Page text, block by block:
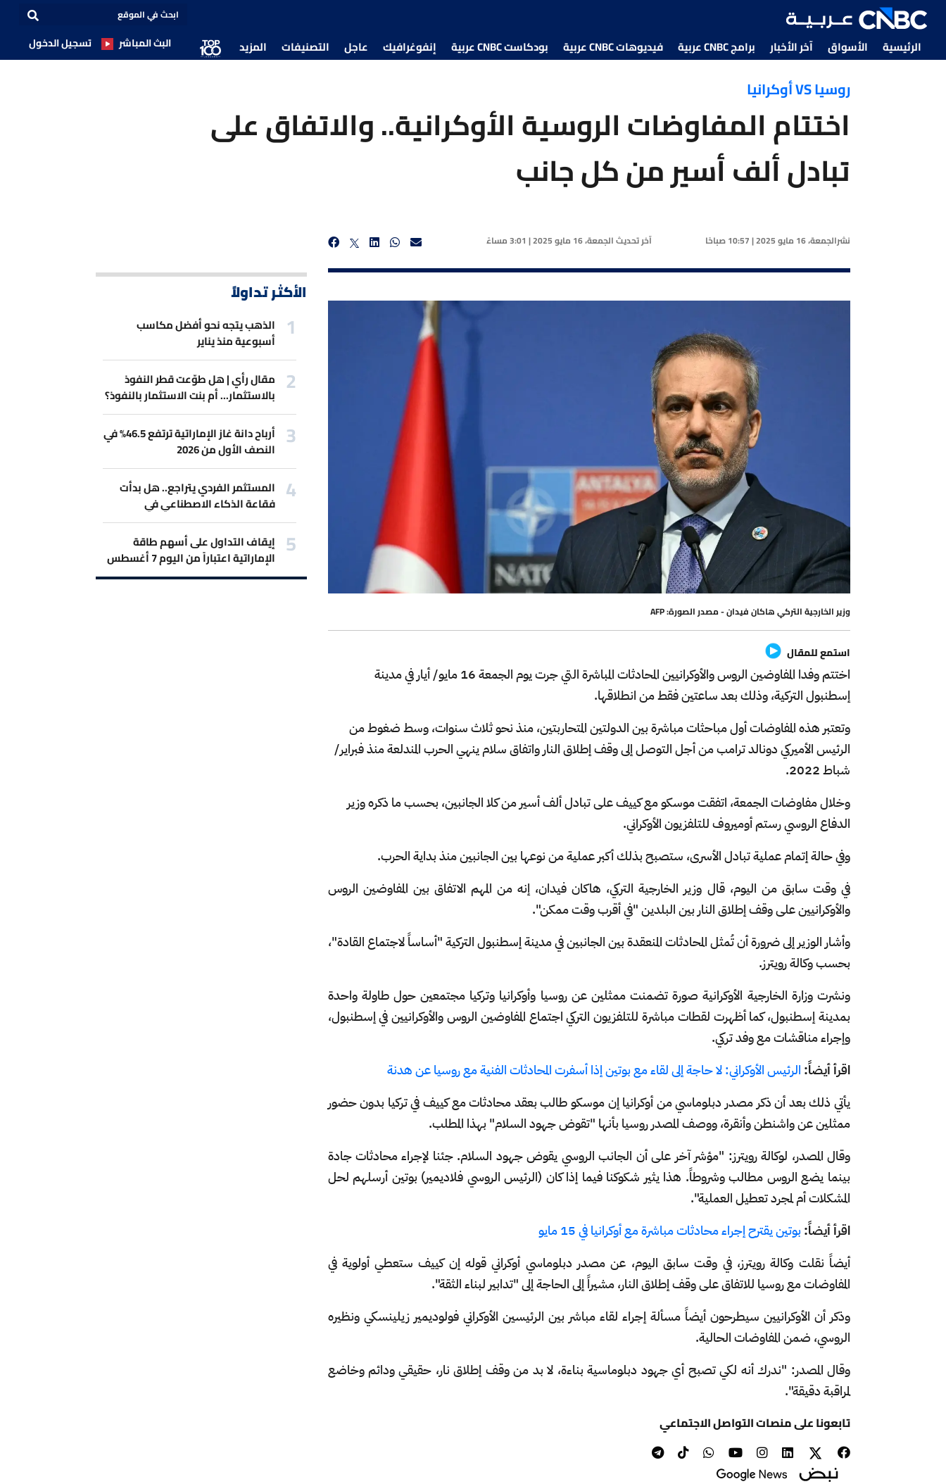
الرئيسية الأسواق آخر الأخبار برامج CNBC عربية فيديوهات CNBC عربية بودكاست CNBC عربية إنفوغرافيك عاجل التصنيفات المزيد البث المباشر تسجيل الدخول
روسيا VS أوكرانيا
اختتام المفاوضات الروسية الأوكرانية.. والاتفاق على
تبادل ألف أسير من كل جانب
نشرالجمعة، 16 مايو 2025 | 10:57 صباحًا آخر تحديثالجمعة، 16 مايو 2025 | 3:01 مساءً
وزير الخارجية التركي هاكان فيدان - مصدر الصورة: AFP
استمع للمقال
اختتم وفدا المفاوضين الروس والأوكرانيين المحادثات المباشرة التي جرت يوم الجمعة 16 مايو/ أيار في مدينة
إسطنبول التركية، وذلك بعد ساعتين فقط من انطلاقها.
وتعتبر هذه المفاوضات أول مباحثات مباشرة بين الدولتين المتحاربتين، منذ نحو ثلاث سنوات، وسط ضغوط من
الرئيس الأميركي دونالد ترامب من أجل التوصل إلى وقف إطلاق النار واتفاق سلام ينهي الحرب المندلعة منذ فبراير/
شباط 2022.
وخلال مفاوضات الجمعة، اتفقت موسكو مع كييف على تبادل ألف أسير من كلا الجانبين، بحسب ما ذكره وزير
الدفاع الروسي رستم أوميروف للتلفزيون الأوكراني.
وفي حالة إتمام عملية تبادل الأسرى، ستصبح بذلك أكبر عملية من نوعها بين الجانبين منذ بداية الحرب.
في وقت سابق من اليوم، قال وزير الخارجية التركي، هاكان فيدان، إنه من المهم الاتفاق بين المفاوضين الروس
والأوكرانيين على وقف إطلاق النار بين البلدين "في أقرب وقت ممكن".
وأشار الوزير إلى ضرورة أن تُمثل المحادثات المنعقدة بين الجانبين في مدينة إسطنبول التركية "أساساً لاجتماع القادة"،
بحسب وكالة رويترز.
ونشرت وزارة الخارجية الأوكرانية صورة تضمنت ممثلين عن روسيا وأوكرانيا وتركيا مجتمعين حول طاولة واحدة
بمدينة إسطنبول، كما أظهرت لقطات مباشرة للتلفزيون التركي اجتماع المفاوضين الروس والأوكرانيين في إسطنبول،
وإجراء مناقشات مع وفد تركي.
اقرأ أيضاً: الرئيس الأوكراني: لا حاجة إلى لقاء مع بوتين إذا أسفرت المحادثات الفنية مع روسيا عن هدنة
يأتي ذلك بعد أن ذكر مصدر دبلوماسي من أوكرانيا إن موسكو طالب بعقد محادثات مع كييف في تركيا بدون حضور
ممثلين عن واشنطن وأنقرة، ووصف المصدر روسيا بأنها "تقوض جهود السلام" بهذا المطلب.
وقال المصدر، لوكالة رويترز: "مؤشر آخر على أن الجانب الروسي يقوض جهود السلام. جئنا لإجراء محادثات جادة
بينما يضع الروس مطالب وشروطاً. هذا يثير شكوكنا فيما إذا كان (الرئيس الروسي فلاديمير) بوتين أرسلهم لحل
المشكلات أم لمجرد تعطيل العملية".
اقرأ أيضاً:بوتين يقترح إجراء محادثات مباشرة مع أوكرانيا في 15 مايو
أيضاً نقلت وكالة رويترز، في وقت سابق اليوم، عن مصدر دبلوماسي أوكراني قوله إن كييف ستعطي أولوية في
المفاوضات مع روسيا للاتفاق على وقف إطلاق النار، مشيراً إلى الحاجة إلى "تدابير لبناء الثقة".
وذكر أن الأوكرانيين سيطرحون أيضاً مسألة إجراء لقاء مباشر بين الرئيسين الأوكراني فولوديمير زيلينسكي ونظيره
الروسي، ضمن المفاوضات الحالية.
وقال المصدر: "ندرك أنه لكي تصبح أي جهود دبلوماسية بناءة، لا بد من وقف إطلاق نار، حقيقي ودائم وخاضع
لمراقبة دقيقة".
تابعونا على منصات التواصل الاجتماعي
الأكثر تداولاً
الذهب يتجه نحو أفضل مكاسب
أسبوعية منذ يناير
مقال رأي | هل طوّعت قطر النفوذ
بالاستثمار... أم بنت الاستثمار بالنفوذ؟
أرباح دانة غاز الإماراتية ترتفع 46.5% في
النصف الأول من 2026
المستثمر الفردي يتراجع.. هل بدأت
فقاعة الذكاء الاصطناعي في
الانكماش؟
إيقاف التداول على أسهم طاقة
الإماراتية اعتباراً من اليوم 7 أغسطس
2026